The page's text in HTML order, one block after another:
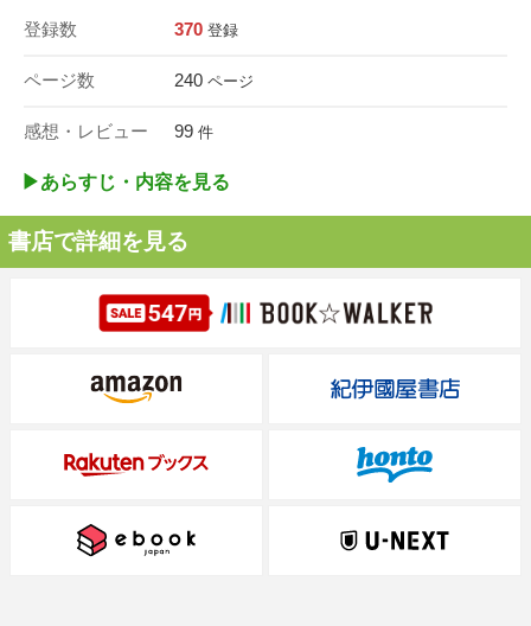
登録数 370 登録
ページ数 240 ページ
感想・レビュー 99 件
▶︎あらすじ・内容を見る
書店で詳細を見る